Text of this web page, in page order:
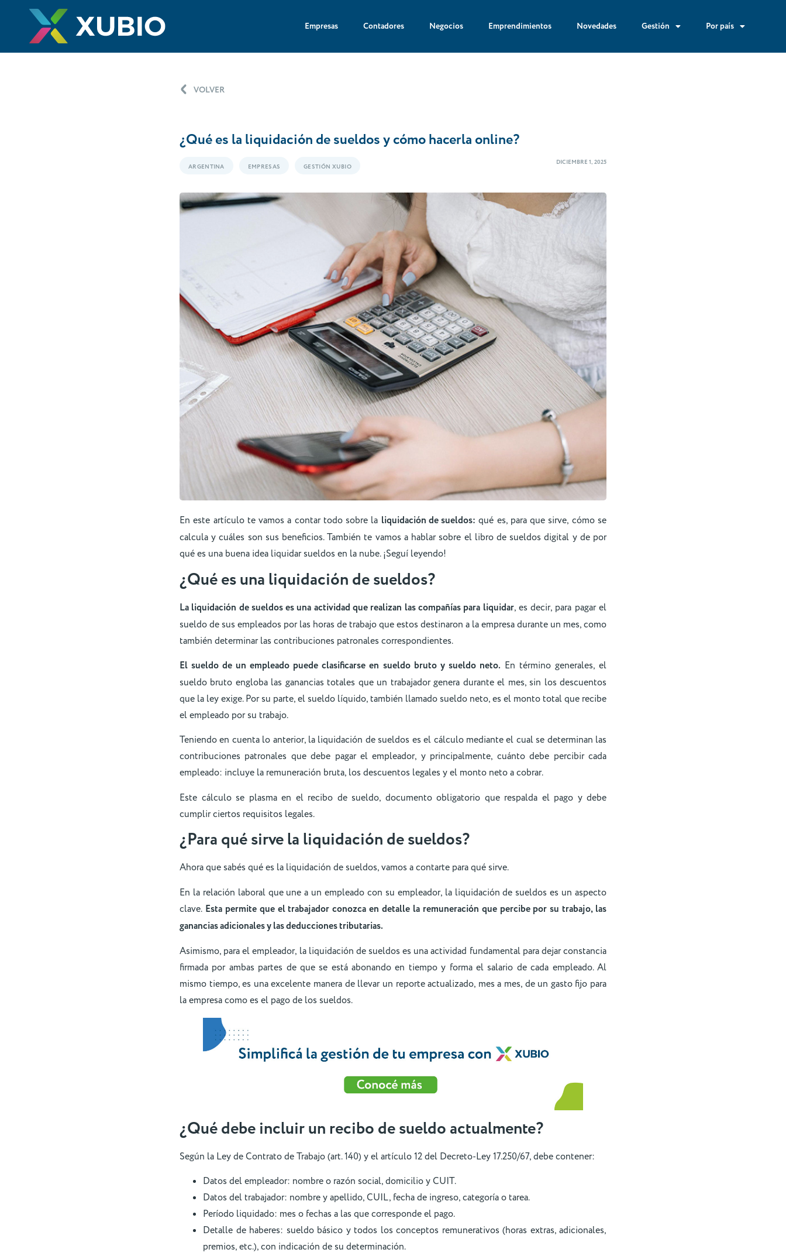
Empresas Contadores Negocios Emprendimientos Novedades Gestión Por país
VOLVER
¿Qué es la liquidación de sueldos y cómo hacerla online?
ARGENTINA EMPRESAS GESTIÓN XUBIO
DICIEMBRE 1, 2025
En este artículo te vamos a contar todo sobre la liquidación de sueldos: qué es, para que sirve, cómo se
calcula y cuáles son sus beneficios. También te vamos a hablar sobre el libro de sueldos digital y de por
qué es una buena idea liquidar sueldos en la nube. ¡Seguí leyendo!
¿Qué es una liquidación de sueldos?
La liquidación de sueldos es una actividad que realizan las compañías para liquidar, es decir, para pagar el
sueldo de sus empleados por las horas de trabajo que estos destinaron a la empresa durante un mes, como
también determinar las contribuciones patronales correspondientes.
El sueldo de un empleado puede clasificarse en sueldo bruto y sueldo neto. En término generales, el
sueldo bruto engloba las ganancias totales que un trabajador genera durante el mes, sin los descuentos
que la ley exige. Por su parte, el sueldo líquido, también llamado sueldo neto, es el monto total que recibe
el empleado por su trabajo.
Teniendo en cuenta lo anterior, la liquidación de sueldos es el cálculo mediante el cual se determinan las
contribuciones patronales que debe pagar el empleador, y principalmente, cuánto debe percibir cada
empleado: incluye la remuneración bruta, los descuentos legales y el monto neto a cobrar.
Este cálculo se plasma en el recibo de sueldo, documento obligatorio que respalda el pago y debe
cumplir ciertos requisitos legales.
¿Para qué sirve la liquidación de sueldos?
Ahora que sabés qué es la liquidación de sueldos, vamos a contarte para qué sirve.
En la relación laboral que une a un empleado con su empleador, la liquidación de sueldos es un aspecto
clave. Esta permite que el trabajador conozca en detalle la remuneración que percibe por su trabajo, las
ganancias adicionales y las deducciones tributarias.
Asimismo, para el empleador, la liquidación de sueldos es una actividad fundamental para dejar constancia
firmada por ambas partes de que se está abonando en tiempo y forma el salario de cada empleado. Al
mismo tiempo, es una excelente manera de llevar un reporte actualizado, mes a mes, de un gasto fijo para
la empresa como es el pago de los sueldos.
¿Qué debe incluir un recibo de sueldo actualmente?
Según la Ley de Contrato de Trabajo (art. 140) y el artículo 12 del Decreto-Ley 17.250/67, debe contener:
Datos del empleador: nombre o razón social, domicilio y CUIT.
Datos del trabajador: nombre y apellido, CUIL, fecha de ingreso, categoría o tarea.
Período liquidado: mes o fechas a las que corresponde el pago.
Detalle de haberes: sueldo básico y todos los conceptos remunerativos (horas extras, adicionales,
premios, etc.), con indicación de su determinación.